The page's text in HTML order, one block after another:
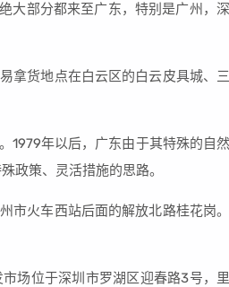
大部分都来至广东，特别是广州，深
拿货地点在白云区的白云皮具城、三
1979年以后，广东由于其特殊的自然
政策、灵活措施的思路。
市火车西站后面的解放北路桂花岗。
场位于深圳市罗湖区迎春路3号，里